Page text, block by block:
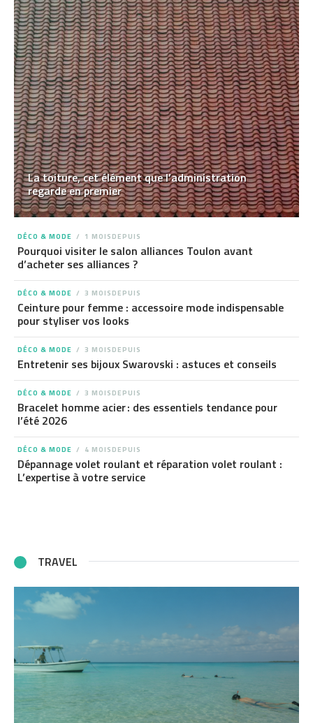
La toiture, cet élément que l’administration
regarde en premier
DÉCO & MODE 1 MOISDEPUIS
Pourquoi visiter le salon alliances Toulon avant
d’acheter ses alliances ?
DÉCO & MODE 3 MOISDEPUIS
Ceinture pour femme : accessoire mode indispensable
pour styliser vos looks
DÉCO & MODE 3 MOISDEPUIS
Entretenir ses bijoux Swarovski : astuces et conseils
DÉCO & MODE 3 MOISDEPUIS
Bracelet homme acier : des essentiels tendance pour
l’été 2026
DÉCO & MODE 4 MOISDEPUIS
Dépannage volet roulant et réparation volet roulant :
L’expertise à votre service
TRAVEL